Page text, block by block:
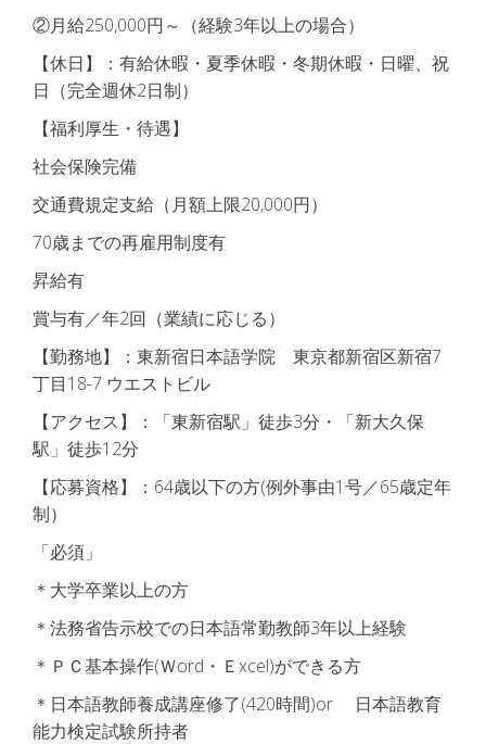
②月給250,000円～（経験3年以上の場合）
【休日】：有給休暇・夏季休暇・冬期休暇・日曜、祝
日（完全週休2日制）
【福利厚生・待遇】
社会保険完備
交通費規定支給（月額上限20,000円）
70歳までの再雇用制度有
昇給有
賞与有／年2回（業績に応じる）
【勤務地】：東新宿日本語学院 東京都新宿区新宿7
丁目18-7 ウエストビル
【アクセス】：「東新宿駅」徒歩3分・「新大久保
駅」徒歩12分
【応募資格】：64歳以下の方(例外事由1号／65歳定年
制）
「必須」
＊大学卒業以上の方
＊法務省告示校での日本語常勤教師3年以上経験
＊ＰＣ基本操作(Ｗord・Ｅxcel)ができる方
＊日本語教師養成講座修了(420時間)or 日本語教育
能力検定試験所持者